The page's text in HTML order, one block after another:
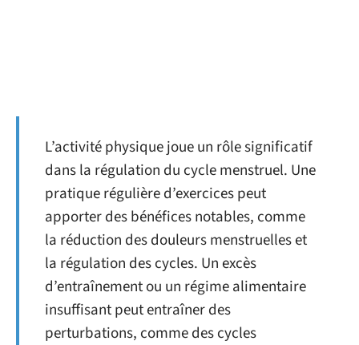
L’activité physique joue un rôle significatif
dans la régulation du cycle menstruel. Une
pratique régulière d’exercices peut
apporter des bénéfices notables, comme
la réduction des douleurs menstruelles et
la régulation des cycles. Un excès
d’entraînement ou un régime alimentaire
insuffisant peut entraîner des
perturbations, comme des cycles